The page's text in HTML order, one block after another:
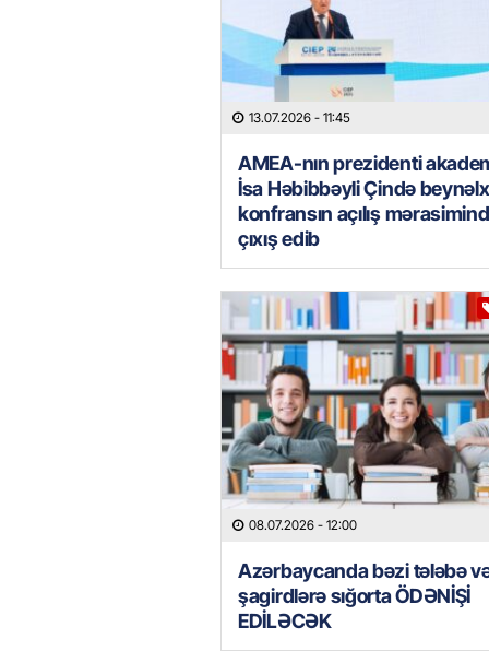
13.07.2026 - 11:45
AMEA-nın prezidenti
İsa Həbibbəyli Çində
konfransın açılış
çıxış edib
08.07.2026 - 12:00
Azərbaycanda bəzi tələbə
şagirdlərə sığorta ÖDƏNİŞİ
EDİLƏCƏK